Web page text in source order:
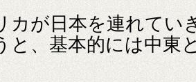
カが日本を連れてい
と、基本的には中東